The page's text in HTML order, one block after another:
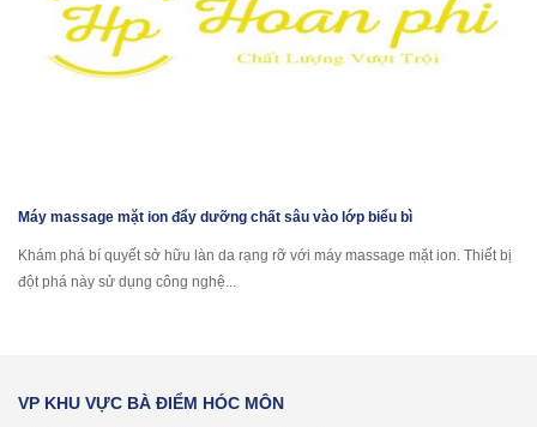
Máy massage mặt ion đẩy dưỡng chất sâu vào lớp biểu bì
Khám phá bí quyết sở hữu làn da rạng rỡ với máy massage mặt ion. Thiết bị
đột phá này sử dụng công nghệ...
VP KHU VỰC BÀ ĐIỂM HÓC MÔN